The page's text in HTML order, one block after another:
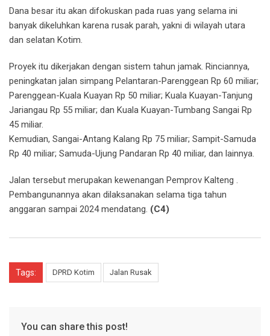
Dana besar itu akan difokuskan pada ruas yang selama ini
banyak dikeluhkan karena rusak parah, yakni di wilayah utara
dan selatan Kotim.
Proyek itu dikerjakan dengan sistem tahun jamak. Rinciannya,
peningkatan jalan simpang Pelantaran-Parenggean Rp 60 miliar;
Parenggean-Kuala Kuayan Rp 50 miliar; Kuala Kuayan-Tanjung
Jariangau Rp 55 miliar; dan Kuala Kuayan-Tumbang Sangai Rp
45 miliar.
Kemudian, Sangai-Antang Kalang Rp 75 miliar; Sampit-Samuda
Rp 40 miliar; Samuda-Ujung Pandaran Rp 40 miliar, dan lainnya.
Jalan tersebut merupakan kewenangan Pemprov Kalteng .
Pembangunannya akan dilaksanakan selama tiga tahun
anggaran sampai 2024 mendatang. (C4)
Tags: DPRD Kotim Jalan Rusak
You can share this post!